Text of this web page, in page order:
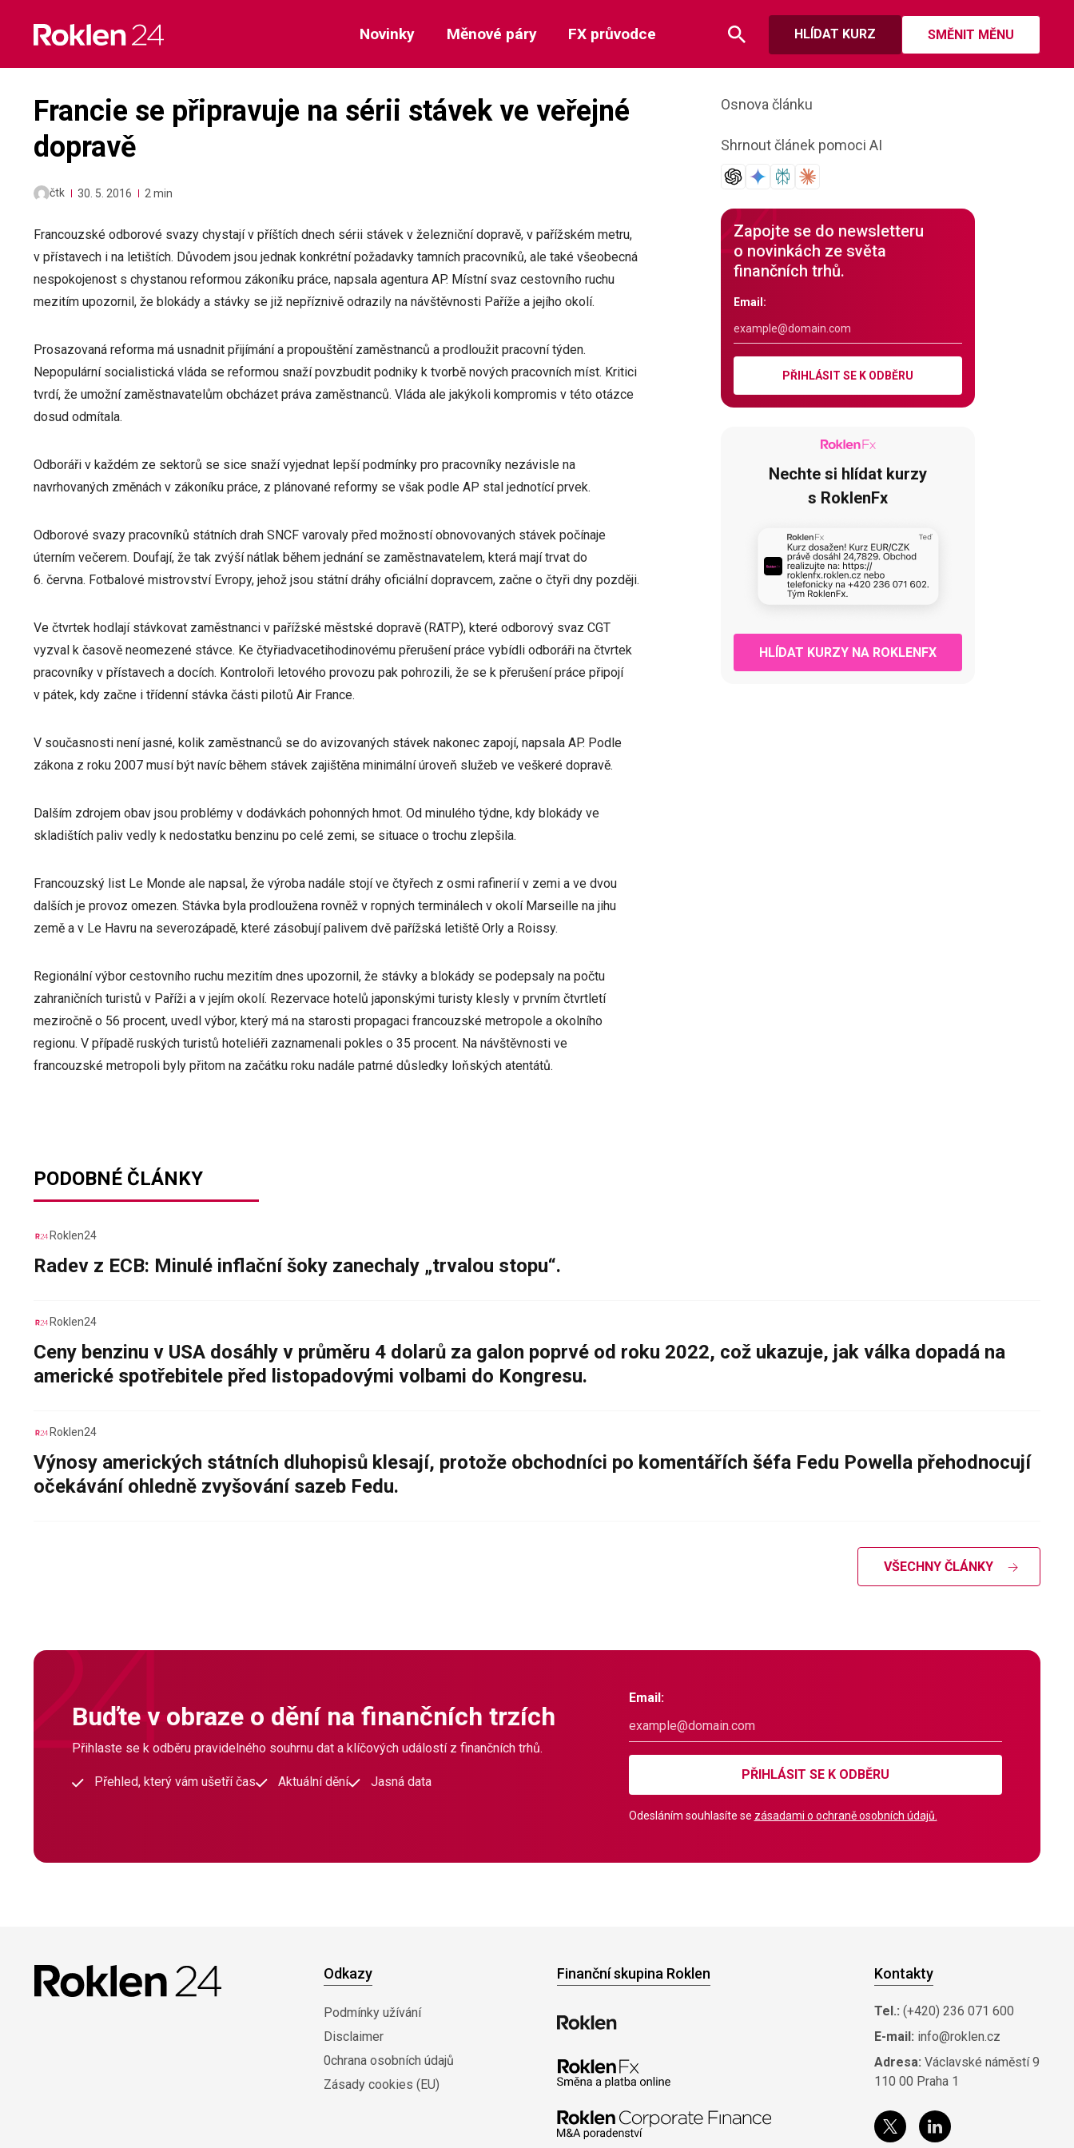
content
HLÍDAT KURZ SMĚNIT MĚNU
Novinky Měnové páry FX průvodce
Francie se připravuje na sérii stávek ve veřejné
dopravě
čtk 30. 5. 2016 2 min
Francouzské odborové svazy chystají v příštích dnech sérii stávek v železniční dopravě, v pařížském metru,
v přístavech i na letištích. Důvodem jsou jednak konkrétní požadavky tamních pracovníků, ale také všeobecná
nespokojenost s chystanou reformou zákoníku práce, napsala agentura AP. Místní svaz cestovního ruchu
mezitím upozornil, že blokády a stávky se již nepříznivě odrazily na návštěvnosti Paříže a jejího okolí.
Prosazovaná reforma má usnadnit přijímání a propouštění zaměstnanců a prodloužit pracovní týden.
Nepopulární socialistická vláda se reformou snaží povzbudit podniky k tvorbě nových pracovních míst. Kritici
tvrdí, že umožní zaměstnavatelům obcházet práva zaměstnanců. Vláda ale jakýkoli kompromis v této otázce
dosud odmítala.
Odboráři v každém ze sektorů se sice snaží vyjednat lepší podmínky pro pracovníky nezávisle na
navrhovaných změnách v zákoníku práce, z plánované reformy se však podle AP stal jednotící prvek.
Odborové svazy pracovníků státních drah SNCF varovaly před možností obnovovaných stávek počínaje
úterním večerem. Doufají, že tak zvýší nátlak během jednání se zaměstnavatelem, která mají trvat do
6. června. Fotbalové mistrovství Evropy, jehož jsou státní dráhy oficiální dopravcem, začne o čtyři dny později.
Ve čtvrtek hodlají stávkovat zaměstnanci v pařížské městské dopravě (RATP), které odborový svaz CGT
vyzval k časově neomezené stávce. Ke čtyřiadvacetihodinovému přerušení práce vybídli odboráři na čtvrtek
pracovníky v přístavech a docích. Kontroloři letového provozu pak pohrozili, že se k přerušení práce připojí
v pátek, kdy začne i třídenní stávka části pilotů Air France.
V současnosti není jasné, kolik zaměstnanců se do avizovaných stávek nakonec zapojí, napsala AP. Podle
zákona z roku 2007 musí být navíc během stávek zajištěna minimální úroveň služeb ve veškeré dopravě.
Dalším zdrojem obav jsou problémy v dodávkách pohonných hmot. Od minulého týdne, kdy blokády ve
skladištích paliv vedly k nedostatku benzinu po celé zemi, se situace o trochu zlepšila.
Francouzský list Le Monde ale napsal, že výroba nadále stojí ve čtyřech z osmi rafinerií v zemi a ve dvou
dalších je provoz omezen. Stávka byla prodloužena rovněž v ropných terminálech v okolí Marseille na jihu
země a v Le Havru na severozápadě, které zásobují palivem dvě pařížská letiště Orly a Roissy.
Regionální výbor cestovního ruchu mezitím dnes upozornil, že stávky a blokády se podepsaly na počtu
zahraničních turistů v Paříži a v jejím okolí. Rezervace hotelů japonskými turisty klesly v prvním čtvrtletí
meziročně o 56 procent, uvedl výbor, který má na starosti propagaci francouzské metropole a okolního
regionu. V případě ruských turistů hoteliéři zaznamenali pokles o 35 procent. Na návštěvnosti ve
francouzské metropoli byly přitom na začátku roku nadále patrné důsledky loňských atentátů.
Osnova článku
Shrnout článek pomoci AI
Zapojte se do newsletteru
o novinkách ze světa
finančních trhů.
Email:
PŘIHLÁSIT SE K ODBĚRU
Nechte si hlídat kurzy
s RoklenFx
HLÍDAT KURZY NA ROKLENFX
PODOBNÉ ČLÁNKY
Roklen24
Radev z ECB: Minulé inflační šoky zanechaly „trvalou stopu“.
Roklen24
Ceny benzinu v USA dosáhly v průměru 4 dolarů za galon poprvé od roku 2022, což ukazuje, jak válka dopadá na
americké spotřebitele před listopadovými volbami do Kongresu.
Roklen24
Výnosy amerických státních dluhopisů klesají, protože obchodníci po komentářích šéfa Fedu Powella přehodnocují
očekávání ohledně zvyšování sazeb Fedu.
VŠECHNY ČLÁNKY
Buďte v obraze o dění na finančních trzích
Přihlaste se k odběru pravidelného souhrnu dat a klíčových událostí z finančních trhů.
Přehled, který vám ušetří čas Aktuální dění Jasná data
Email:
PŘIHLÁSIT SE K ODBĚRU
Odesláním souhlasíte se zásadami o ochraně osobních údajů.
Odkazy
Podmínky užívání
Disclaimer
0chrana osobních údajů
Zásady cookies (EU)
Finanční skupina Roklen Kontakty
Tel.: (+420) 236 071 600
E-mail: info@roklen.cz
Adresa: Václavské náměstí 9
110 00 Praha 1